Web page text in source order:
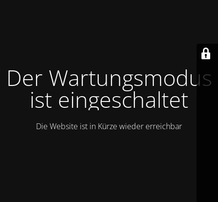
Der Wartungsmodus
ist eingeschaltet
Die Website ist in Kürze wieder erreichbar